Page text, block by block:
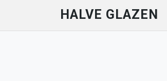
content
HALVE GLAZEN